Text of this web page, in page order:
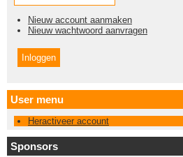
Nieuw account aanmaken
Nieuw wachtwoord aanvragen
User menu
Heractiveer account
Sponsors